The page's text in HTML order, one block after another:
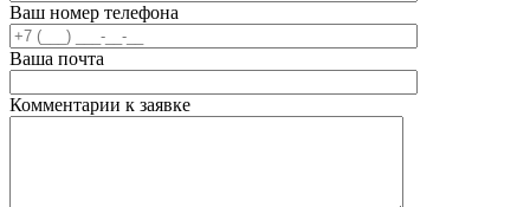
Ваш номер телефона
Ваша почта
Комментарии к заявке